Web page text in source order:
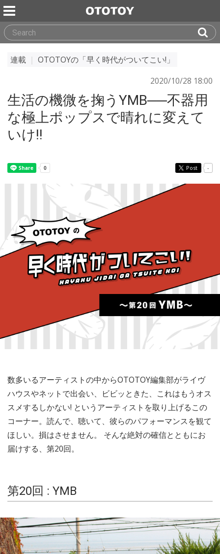
連載
OTOTOYの「早く時代がついてこい!」
2020/10/28 18:00
生活の機微を掬うYMB──不器用
な極上ポップスで晴れに変えて
いけ!!
Post -
数多いるアーティストの中からOTOTOY編集部がライヴ
ハウスやネットで出会い、ビビッときた、これはもうオス
スメするしかない! というアーティストを取り上げるこの
コーナー。読んで、聴いて、彼らのパフォーマンスを観て
ほしい。損はさせません。 そんな絶対の確信とともにお
届けする、第20回。
第20回 : YMB